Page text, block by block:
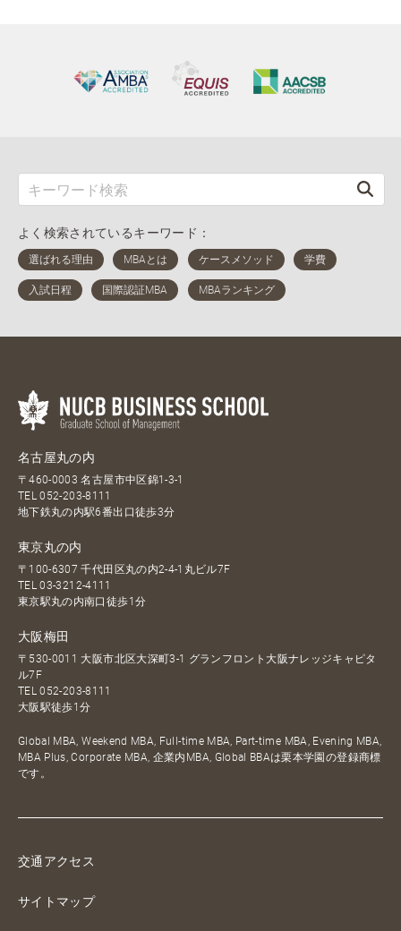
よく検索されているキーワード：
名古屋丸の内
〒460-0003 名古屋市中区錦1-3-1
TEL052-203-8111
地下鉄丸の内駅6番出口徒歩3分
東京丸の内
〒100-6307 千代田区丸の内2-4-1丸ビル7F
TEL03-3212-4111
東京駅丸の内南口徒歩1分
大阪梅田
〒530-0011 大阪市北区大深町3-1 グランフロント大阪ナレッジキャピタ
ル7F
TEL052-203-8111
大阪駅徒歩1分
Global MBA, Weekend MBA, Full-time MBA, Part-time MBA, Evening MBA,
MBA Plus, Corporate MBA, 企業内MBA, Global BBAは栗本学園の登録商標
です。
交通アクセス
サイトマップ